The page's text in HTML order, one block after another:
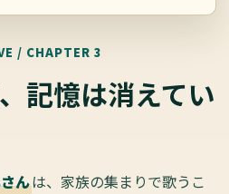
/ CHAPTER 3
記憶は消えてい
んは、家族の集まりで歌うこ